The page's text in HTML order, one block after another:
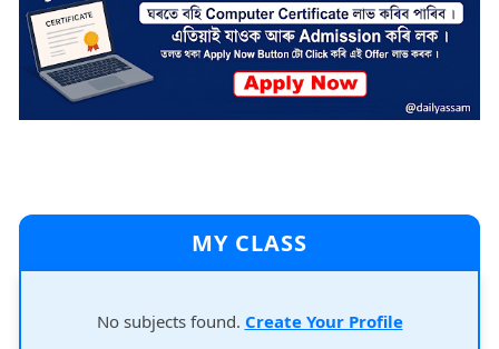
MY CLASS
No subjects found. Create Your Profile